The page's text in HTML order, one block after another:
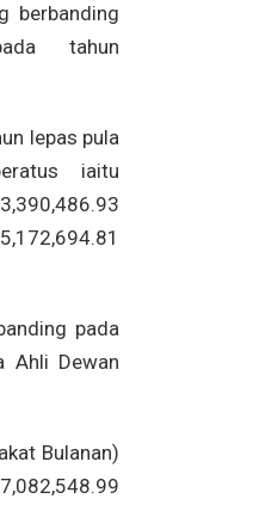
berbanding
tahun
lepas pula
iaitu
pada
Ahli Dewan
Bulanan)